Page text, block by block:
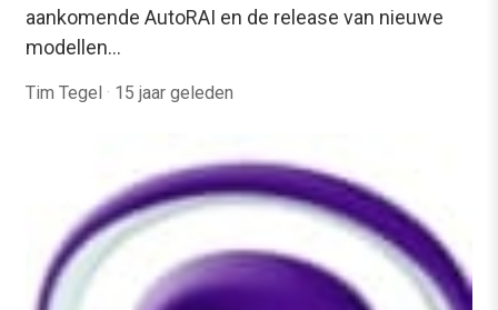
aankomende AutoRAI en de release van nieuwe
modellen…
Tim Tegel · 15 jaar geleden